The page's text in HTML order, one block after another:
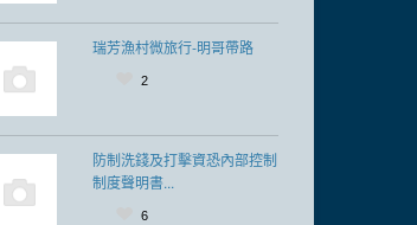
瑞芳漁村微旅行-明哥帶路
2
防制洗錢及打擊資恐內部控制
制度聲明書...
6